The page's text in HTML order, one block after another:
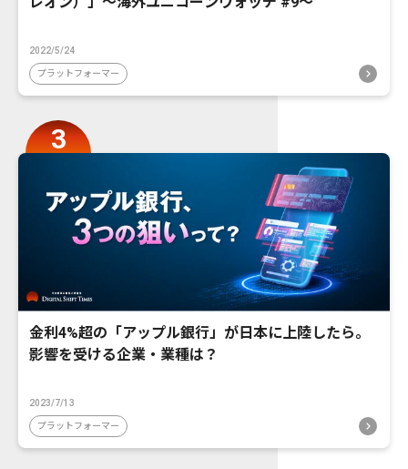
2022/5/24
プラットフォーマー
金利4%超の「アップル銀行」が日本に上陸したら。
影響を受ける企業・業種は？
2023/7/13
プラットフォーマー